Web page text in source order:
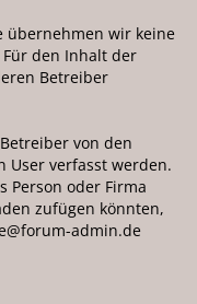
übernehmen wir keine
den Inhalt der
Betreiber
von den
User verfasst werden.
Person oder Firma
zufügen könnten,
um-admin.de